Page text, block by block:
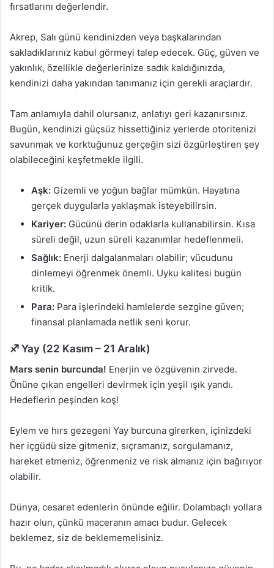
fırsatlarını değerlendir.
Akrep, Salı günü kendinizden veya başkalarından
sakladıklarınız kabul görmeyi talep edecek. Güç, güven ve
yakınlık, özellikle değerlerinize sadık kaldığınızda,
kendinizi daha yakından tanımanız için gerekli araçlardır.
Tam anlamıyla dahil olursanız, anlatıyı geri kazanırsınız.
Bugün, kendinizi güçsüz hissettiğiniz yerlerde otoritenizi
savunmak ve korktuğunuz gerçeğin sizi özgürleştiren şey
olabileceğini keşfetmekle ilgili.
Aşk: Gizemli ve yoğun bağlar mümkün. Hayatına
gerçek duygularla yaklaşmak isteyebilirsin.
Kariyer: Gücünü derin odaklarla kullanabilirsin. Kısa
süreli değil, uzun süreli kazanımlar hedeflenmeli.
Sağlık: Enerji dalgalanmaları olabilir; vücudunu
dinlemeyi öğrenmek önemli. Uyku kalitesi bugün
kritik.
Para: Para işlerindeki hamlelerde sezgine güven;
finansal planlamada netlik seni korur.
♐ Yay (22 Kasım – 21 Aralık)
Mars senin burcunda! Enerjin ve özgüvenin zirvede.
Önüne çıkan engelleri devirmek için yeşil ışık yandı.
Hedeflerin peşinden koş!
Eylem ve hırs gezegeni Yay burcuna girerken, içinizdeki
her içgüdü size gitmeniz, sıçramanız, sorgulamanız,
hareket etmeniz, öğrenmeniz ve risk almanız için bağırıyor
olabilir.
Dünya, cesaret edenlerin önünde eğilir. Dolambaçlı yollara
hazır olun, çünkü maceranın amacı budur. Gelecek
beklemez, siz de beklememelisiniz.